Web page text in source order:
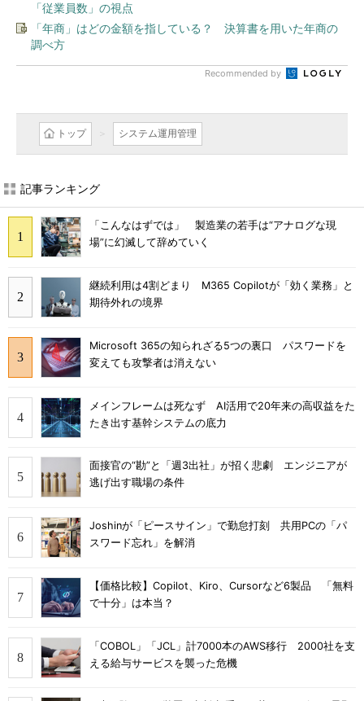
「従業員数」の視点
「年商」はどの金額を指している？ 決算書を用いた年商の
調べ方
Recommended by
トップ システム運用管理
記事ランキング
「こんなはずでは」 製造業の若手は“アナログな現
場”に幻滅して辞めていく
継続利用は4割どまり M365 Copilotが「効く業務」と
期待外れの境界
Microsoft 365の知られざる5つの裏口 パスワードを
変えても攻撃者は消えない
メインフレームは死なず AI活用で20年来の高収益をた
たき出す基幹システムの底力
面接官の“勘”と「週3出社」が招く悲劇 エンジニアが
逃げ出す職場の条件
Joshinが「ピースサイン」で勤怠打刻 共用PCの「パ
スワード忘れ」を解消
【価格比較】Copilot、Kiro、Cursorなど6製品 「無料
で十分」は本当？
「COBOL」「JCL」計7000本のAWS移行 2000社を支
える給与サービスを襲った危機